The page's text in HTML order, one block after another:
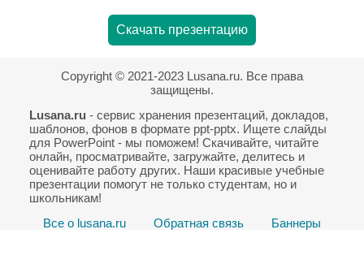
Скачать презентацию
Copyright © 2021-2023 Lusana.ru. Все права
защищены.
Lusana.ru - сервис хранения презентаций, докладов,
шаблонов, фонов в формате ppt-pptx. Ищете слайды
для PowerPoint - мы поможем! Скачивайте, читайте
онлайн, просматривайте, загружайте, делитесь и
оценивайте работу других. Наши красивые учебные
презентации помогут не только студентам, но и
школьникам!
Все о lusana.ru
Обратная связь Баннеры